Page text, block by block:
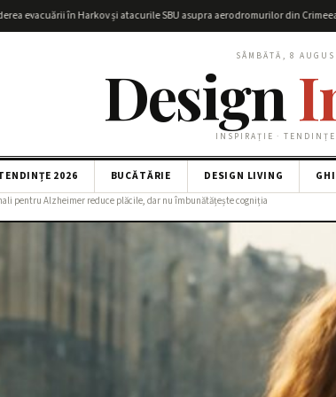
în Harkov și atacurile SBU asupra aerodromurilor din Crimeea |
SÂMBĂTĂ, 8
Design
INSPIRAȚIE ·
2026 BUCĂTĂRIE DESIGN LIVING
pentru Alzheimer reduce plăcile, dar nu îmbunătățește cogniția